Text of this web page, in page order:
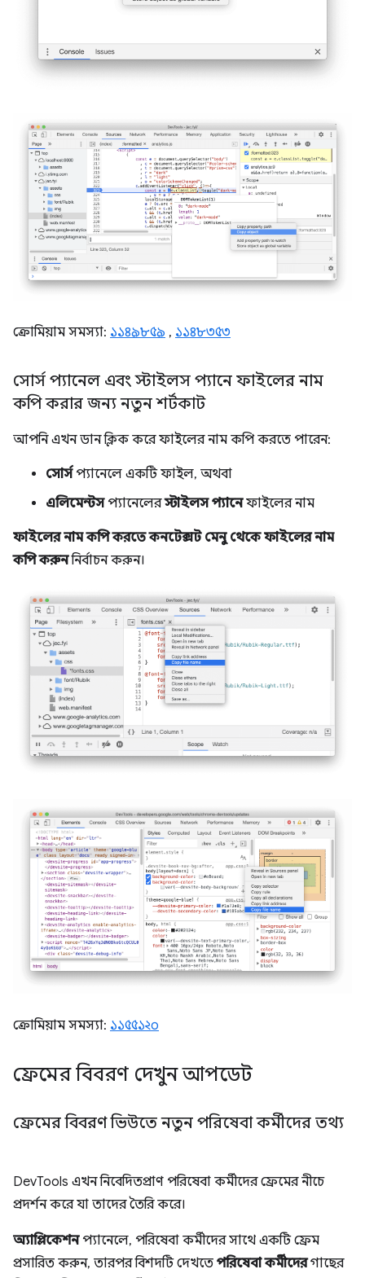
ক্রোমিয়াম সমস্যা: ১১৪৯৮৫৯ , ১১৪৮৩৫৩
সোর্স প্যানেল এবং স্টাইলস প্যানে ফাইলের নাম
কপি করার জন্য নতুন শর্টকাট
আপনি এখন ডান ক্লিক করে ফাইলের নাম কপি করতে পারেন:
সোর্সপ্যানেলে একটি ফাইল, অথবা
এলিমেন্টসপ্যানেলেরস্টাইলস প্যানেফাইলের নাম
ফাইলের নাম কপি করতে কনটেক্সট মেনু থেকে ফাইলের নাম
কপি করুননির্বাচন করুন।
ক্রোমিয়াম সমস্যা: ১১৫৫১২০
ফ্রেমের বিবরণ দেখুন আপডেট
ফ্রেমের বিবরণ ভিউতে নতুন পরিষেবা কর্মীদের তথ্য
DevTools এখন নিবেদিতপ্রাণ পরিষেবা কর্মীদের ফ্রেমের নীচে
প্রদর্শন করে যা তাদের তৈরি করে।
অ্যাপ্লিকেশনপ্যানেলে, পরিষেবা কর্মীদের সাথে একটি ফ্রেম
প্রসারিত করুন, তারপর বিশদটি দেখতে পরিষেবা কর্মীদেরগাছের